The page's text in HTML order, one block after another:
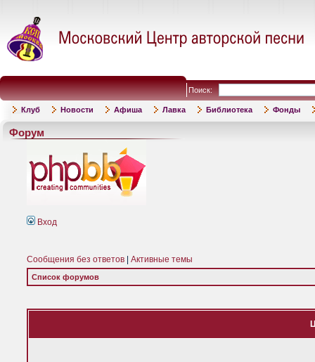
Поиск:
Клуб Новости Афиша Лавка Библиотека Фонды
Форум
Вход
Сообщения без ответов Активные темы
Список форумов